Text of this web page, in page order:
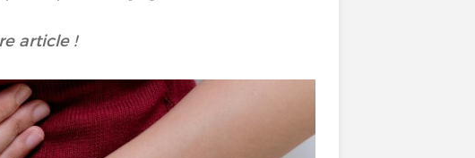
article !